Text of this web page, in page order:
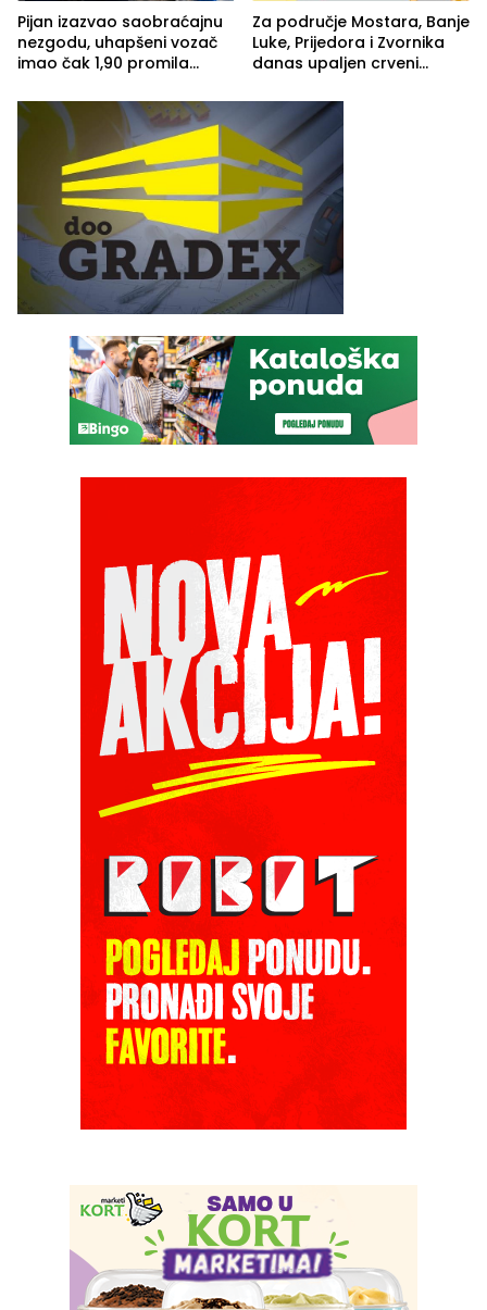
Pijan izazvao saobraćajnu
nezgodu, uhapšeni vozač
imao čak 1,90 promila
Za područje Mostara, Banje
Luke, Prijedora i Zvornika
danas upaljen crveni